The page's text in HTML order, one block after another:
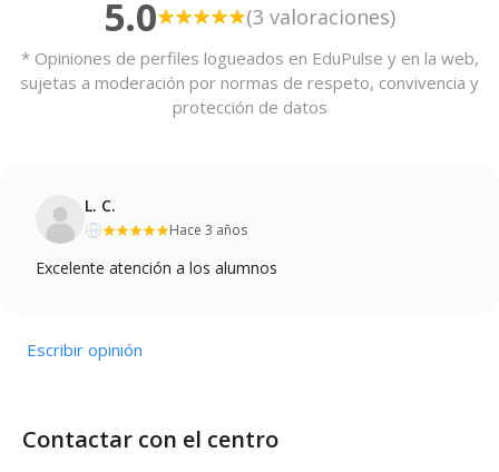
5.0 (3 valoraciones)
* Opiniones de perfiles logueados en EduPulse y en la web,
sujetas a moderación por normas de respeto, convivencia y
protección de datos
L. C.
Hace 3 años
Excelente atención a los alumnos
Escribir opinión
Contactar con el centro